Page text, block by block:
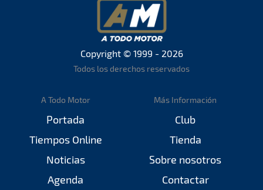
Copyright © 1999 - 2026
Todos los derechos reservados
A Todo Motor
Portada
Tiempos Online
Noticias
Agenda
Más Información
Club
Tienda
Sobre nosotros
Contactar